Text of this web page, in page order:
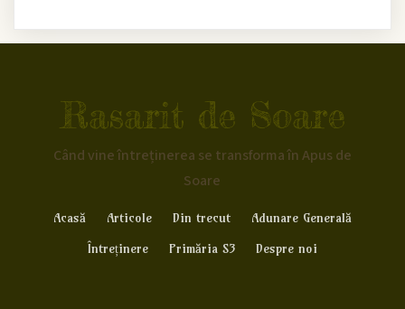
Rasarit de Soare
Când vine întreținerea se transforma în Apus de
Soare
Acasă Articole Din trecut
Adunare Generală
Întreținere
Primăria S3 Despre noi